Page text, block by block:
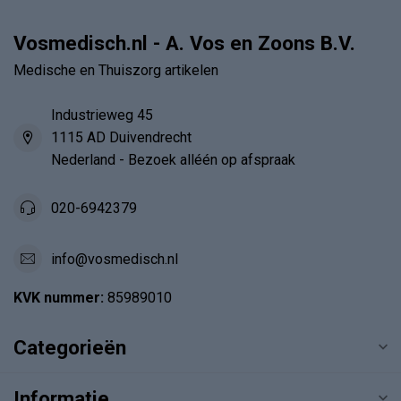
Vosmedisch.nl - A. Vos en Zoons B.V.
Medische en Thuiszorg artikelen
Industrieweg 45
1115 AD Duivendrecht
Nederland - Bezoek alléén op afspraak
020-6942379
info@vosmedisch.nl
KVK nummer: 85989010
Categorieën